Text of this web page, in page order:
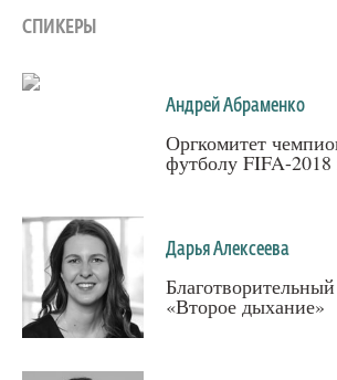
СПИКЕРЫ
Андрей Абраменко
Оргкомитет
футболу FIFA-
Дарья Алексеева
«Второе дыхание»